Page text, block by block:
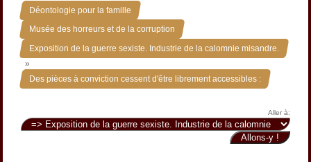
Déontologie pour la famille »
Musée des horreurs et de la corruption »
Exposition de la guerre sexiste. Industrie de la calomnie misandre.
»
Des pièces à conviction cessent d'être librement accessibles :
Aller à: